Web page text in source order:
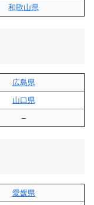
和歌山県
広島県
山口県
–
愛媛県